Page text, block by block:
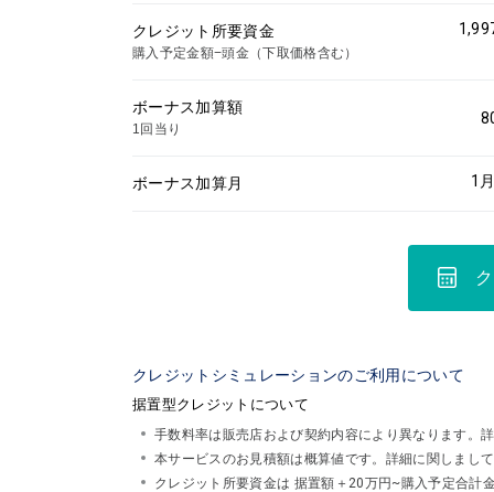
クレジット所要資金
購入予定金額−頭金（下取価格含む）
ボーナス加算額
1回当り
ボーナス加算月 1
クレジットシミュレーションのご利用について
据置型クレジットについて
手数料率は販売店および契約内容により異なります。
本サービスのお見積額は概算値です。詳細に関しまし
クレジット所要資金は 据置額＋20万円~購入予定合計